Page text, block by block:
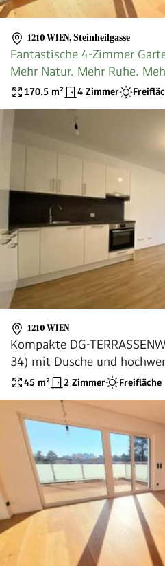
1210 WIEN, Steinheilgasse
Fantastische 4-Zimmer
Mehr Natur. Mehr Ruhe.
WOW! Riesiger Garten +
Wintergarten + Stellplatz!
170.5 m² 4 Zimmer
1210 WIEN
Kompakte DG-
34) mit Dusche und
Ausstattung!
45 m² 2 Zimmer Freifläche